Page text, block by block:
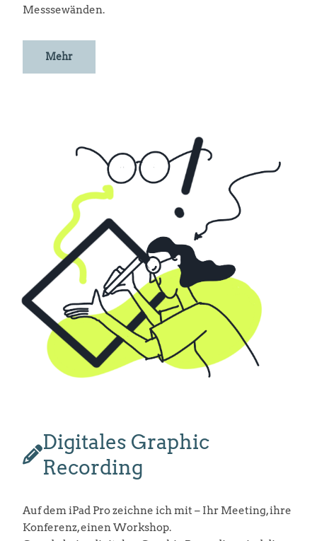
Messsewänden.
Mehr
Digitales Graphic
Recording
Auf dem iPad Pro zeichne ich mit – Ihr Meeting, ihre
Konferenz, einen Workshop.